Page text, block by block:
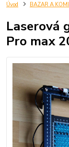
Úvod BAZAR A
Laserová
Pro max